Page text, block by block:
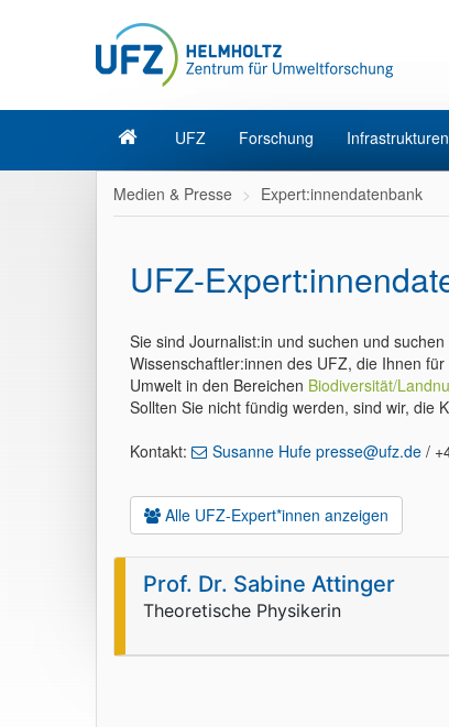
UFZ Forschung Infrastrukturen
Medien & Presse Expert:innendatenbank
UFZ-
Sie sind Journalist:in und suchen und
Wissenschaftler:innen des UFZ, die Ihnen
Umwelt in den Bereichen Biodiversität/
Sollten Sie nicht fündig werden, sind wir, die
Kontakt:
Susanne Hufe presse@ufz.de /
Alle UFZ-Expert*innen anzeigen